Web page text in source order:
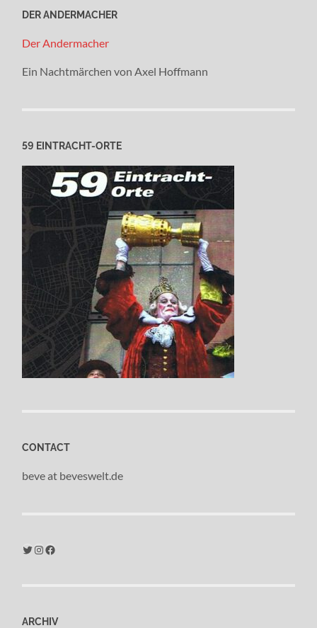
DER ANDERMACHER
Der Andermacher
Ein Nachtmärchen von Axel Hoffmann
59 EINTRACHT-ORTE
CONTACT
beve at beveswelt.de
Twitter Instagram Facebook
ARCHIV